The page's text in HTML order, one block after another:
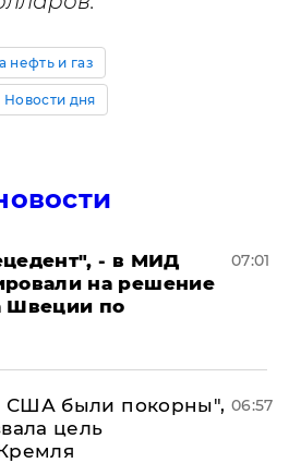
нефть и газ
Новости дня
- в МИД
на решение
Швеции по
07:01
США были покорны",
цель
06:57